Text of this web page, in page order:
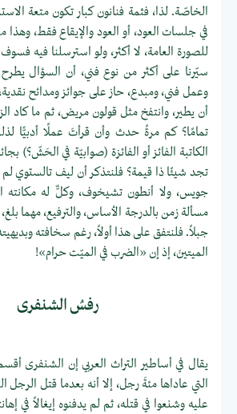
الخاصّة. لذا، فثمة فنانون كبار تكون متعة
في جلسات العود، أو العود والإيقاع فقط، وهذا
للصورة العامة، لا أكثر، ولو استرسلنا فيه
سيّرنا على أكثر من نوع فني، أن السؤال
وعمل فني، ومبدع، حاز على جوائز ومدائح
أن يطير، وانتفخ مثل قولون مريض، ثم ما كاد
تمامًا؟ كم مرةً حدث وأن قرأتَ عملًا أدبيًّا
الكاتبة الفائز أو الفائزة (صوابيّة في الحَشّ؟)
تجد شيئًا ذا قيمة؟ فلنتذكر أن ليف تالستوي
جويس، ولا أنطون تشيخوف، وكلٌّ له مكانته
مسألة زمن بالدرجة الأساس، والترفيع، مهما
جبلاً. فلنتفق على هذا أولاً، رغم سخافته
الميتينَ، إذ إن «الضرب في الميّت حرام»!
رفسُ الشنفرى
يقال في أساطير التراث العربي إن الشنفرى
التي عاداها مئةَ رجل، إلا أنه بعدما قتل
عليه وشنعوا في قتله، ثم لم يدفنوه إيغالاً في